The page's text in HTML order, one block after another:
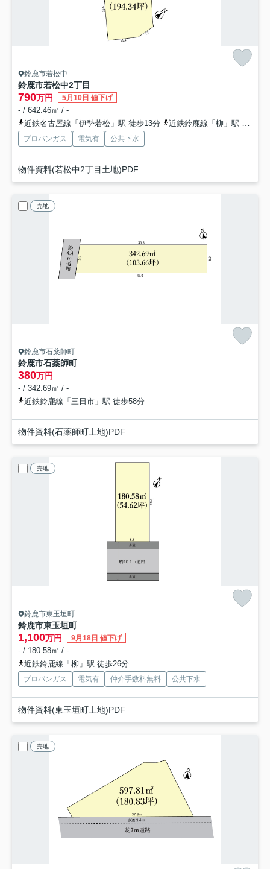
鈴鹿市若松中
鈴鹿市若松中2丁目
790万円 5月10日 値下げ
- / 642.46㎡ / -
近鉄名古屋線「伊勢若松」駅 徒歩13分
近鉄鈴鹿線「柳」駅 徒歩31分
プロパンガス 電気有 公共下水
物件資料(若松中2丁目土地)PDF
売地
鈴鹿市石薬師町
鈴鹿市石薬師町
380万円
- / 342.69㎡ / -
近鉄鈴鹿線「三日市」駅 徒歩58分
物件資料(石薬師町土地)PDF
売地
鈴鹿市東玉垣町
鈴鹿市東玉垣町
1,100万円 9月18日 値下げ
- / 180.58㎡ / -
近鉄鈴鹿線「柳」駅 徒歩26分
プロパンガス 電気有 仲介手数料無料 公共下水
物件資料(東玉垣町土地)PDF
売地